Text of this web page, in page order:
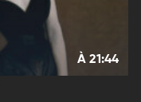
À 21:44